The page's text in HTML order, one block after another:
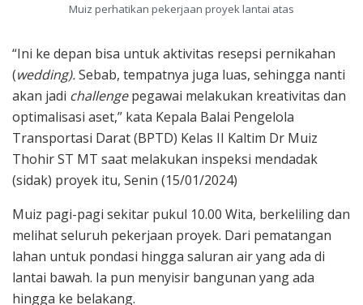
Muiz perhatikan pekerjaan proyek lantai atas
“Ini ke depan bisa untuk aktivitas resepsi pernikahan
(wedding).Sebab, tempatnya juga luas, sehingga nanti
akan jadi challengepegawai melakukan kreativitas dan
optimalisasi aset,” kata Kepala Balai Pengelola
Transportasi Darat (BPTD) Kelas II Kaltim Dr Muiz
Thohir ST MT saat melakukan inspeksi mendadak
(sidak) proyek itu, Senin (15/01/2024)
Muiz pagi-pagi sekitar pukul 10.00 Wita, berkeliling dan
melihat seluruh pekerjaan proyek. Dari pematangan
lahan untuk pondasi hingga saluran air yang ada di
lantai bawah. Ia pun menyisir bangunan yang ada
hingga ke belakang.